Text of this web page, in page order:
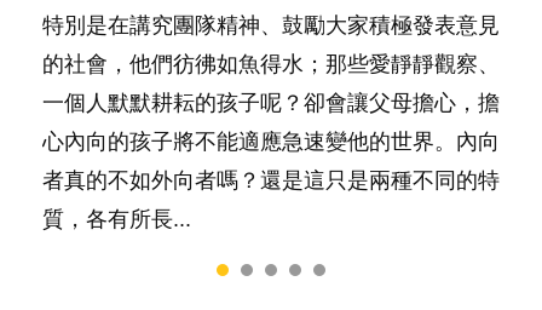
特別是在講究團隊精神、鼓勵大家積極發表意見
的社會，他們彷彿如魚得水；那些愛靜靜觀察、
一個人默默耕耘的孩子呢？卻會讓父母擔心，擔
心內向的孩子將不能適應急速變他的世界。內向
者真的不如外向者嗎？還是這只是兩種不同的特
質，各有所長...
然能走到白頭，但生了孩子卻發現事情不如你所
料？ 經營婚姻，不如我們想像的簡單，卻也不
是大家說得那麼難。一起來認識婚姻的真相！...
落地，心中都有數之不盡的問題～這裡一次過集
合我們以往製作過的相關短片。 這段路讓我們
跟你同行～...
間太多語言，會令孩子感到混淆，到底誰是誰
非？聽聽專家怎樣說，解開語言學習的迷思～...
太差，日常自理井井有條。這樣的孩子是萬中無
一，還是魚與熊掌，不能兼得？...